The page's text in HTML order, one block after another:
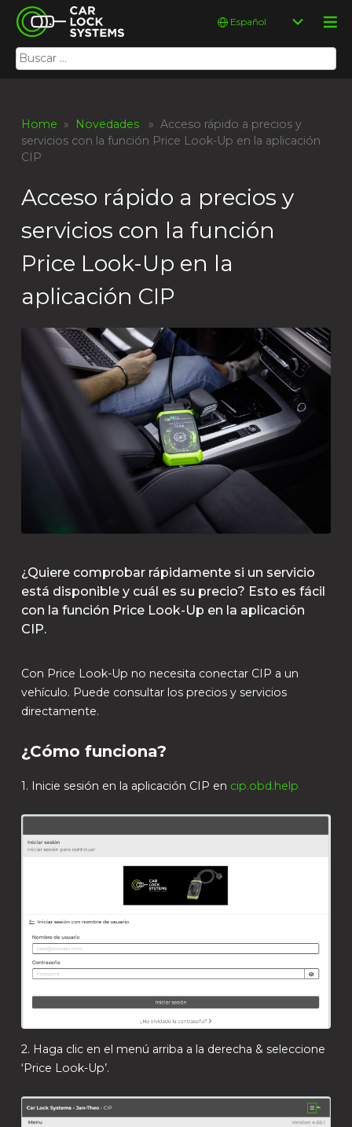
Skip
content
Car Lock Systems
Car Lock Systems
Buscar:
Elegir
idioma
Home » Novedades » Acceso rápido a precios y
servicios con la función Price Look-Up en la aplicación
CIP
Acceso rápido a precios y
servicios con la función
Price Look-Up en la
aplicación CIP
¿Quiere comprobar rápidamente si un servicio
está disponible y cuál es su precio? Esto es fácil
con la función Price Look-Up en la aplicación
CIP.
Con Price Look-Up no necesita conectar CIP a un
vehículo. Puede consultar los precios y servicios
directamente.
¿Cómo funciona?
1. Inicie sesión en la aplicación CIP en cip.obd.help
2. Haga clic en el menú arriba a la derecha & seleccione
‘Price Look-Up’.